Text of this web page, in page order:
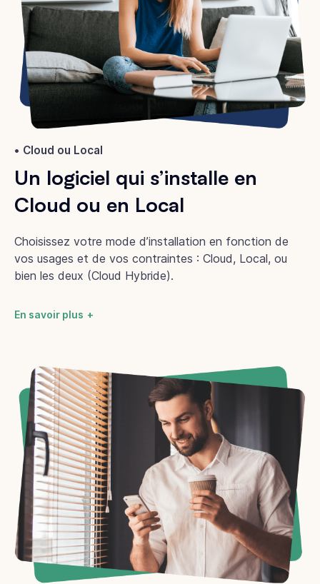
Cloud ou Local
Un logiciel qui s’installe en
Cloud ou en Local
Choisissez votre mode d’installation en fonction de
vos usages et de vos contraintes : Cloud, Local, ou
bien les deux (Cloud Hybride).
En savoir plus